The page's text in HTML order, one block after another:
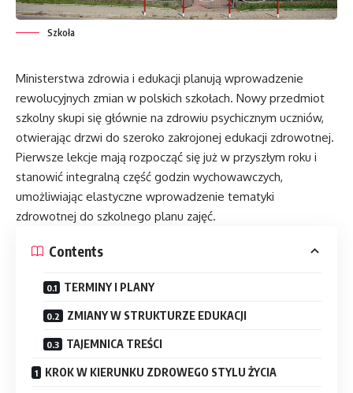
Szkoła
Ministerstwa zdrowia i edukacji planują wprowadzenie
rewolucyjnych zmian w polskich szkołach. Nowy przedmiot
szkolny skupi się głównie na zdrowiu psychicznym uczniów,
otwierając drzwi do szeroko zakrojonej edukacji zdrowotnej.
Pierwsze lekcje mają rozpocząć się już w przyszłym roku i
stanowić integralną część godzin wychowawczych,
umożliwiając elastyczne wprowadzenie tematyki
zdrowotnej do szkolnego planu zajęć.
Contents
TERMINY I PLANY
ZMIANY W STRUKTURZE EDUKACJI
TAJEMNICA TREŚCI
KROK W KIERUNKU ZDROWEGO STYLU ŻYCIA